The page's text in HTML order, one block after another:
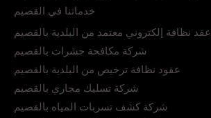
خدماتنا في القصيم
عقد نظافة إلكتروني معتمد من البلدية بالقصيم
شركة مكافحة حشرات بالقصيم
عقود نظافة ترخيص من البلدية بالقصيم
شركة تسليك مجاري بالقصيم
شركة كشف تسربات المياه بالقصيم